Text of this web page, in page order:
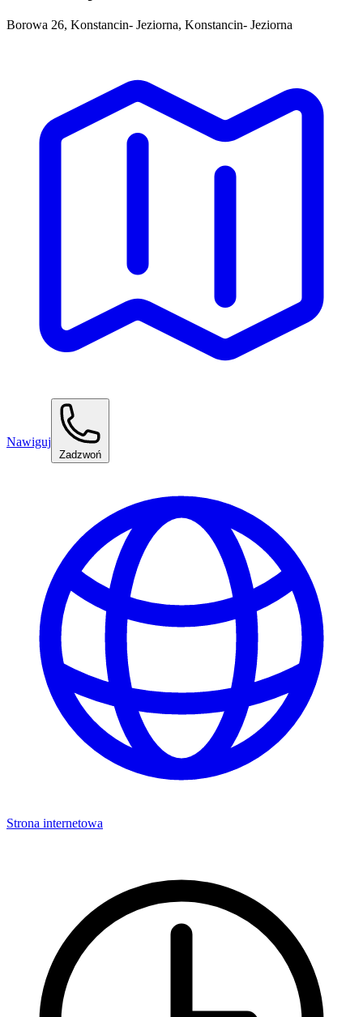
Borowa 26, Konstancin- Jeziorna, Konstancin- Jeziorna
Nawiguj
Zadzwoń
Strona internetowa